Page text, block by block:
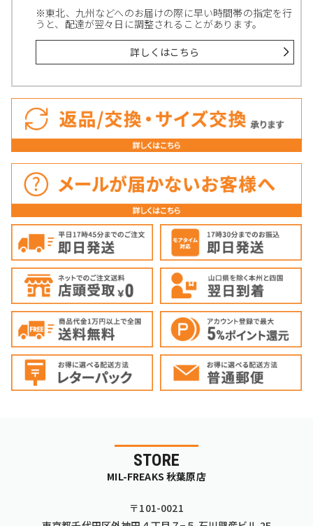
※東北、九州などへのお届けの際に早い時間帯の指定を行
うと、配達が翌々日に調整されることがあります。
詳しくはこちら
STORE
MIL-FREAKS 秋葉原店
〒101-0021